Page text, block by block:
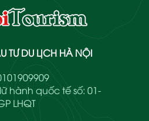
TƯ DU LỊCH HÀ NỘI
hành quốc tế số: 01-
LHQT